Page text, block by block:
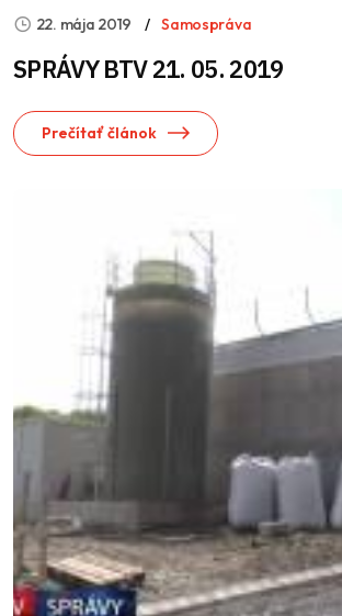
22. mája 2019 Samospráva
SPRÁVY BTV 21. 05. 2019
Prečítať článok